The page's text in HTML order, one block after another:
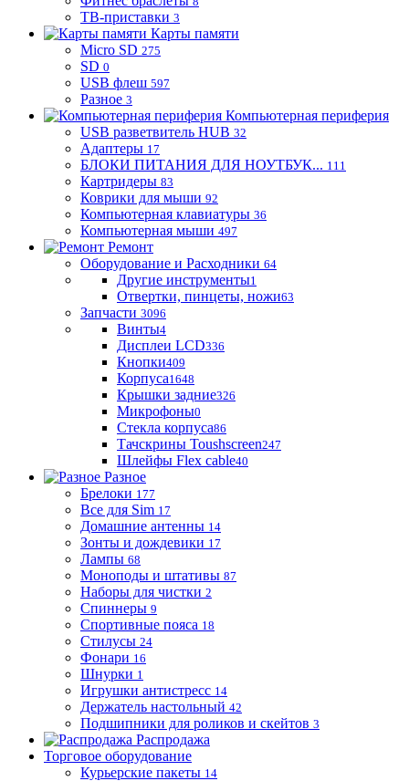
ТВ-приставки 3
Карты памяти
Micro SD 275
SD 0
USB флеш 597
Разное 3
Компьютерная периферия
USB разветвитель HUB 32
Адаптеры 17
БЛОКИ ПИТАНИЯ ДЛЯ НОУТБУК... 111
Картридеры 83
Коврики для мыши 92
Компьютерная клавиатуры 36
Компьютерная мыши 497
Ремонт
Оборудование и Расходники 64
Другие инструменты1
Отвертки, пинцеты, ножи63
Запчасти 3096
Винты4
Дисплеи LCD336
Кнопки409
Корпуса1648
Крышки задние326
Микрофоны0
Стекла корпуса86
Тачскрины Toushscreen247
Шлейфы Flex cable40
Разное
Брелоки 177
Все для Sim 17
Домашние антенны 14
Зонты и дождевики 17
Лампы 68
Моноподы и штативы 87
Наборы для чистки 2
Спиннеры 9
Спортивные пояса 18
Стилусы 24
Фонари 16
Шнурки 1
Игрушки антистресс 14
Держатель настольный 42
Подшипники для роликов и скейтов 3
Распродажа
Торговое оборудование
Курьерские пакеты 14